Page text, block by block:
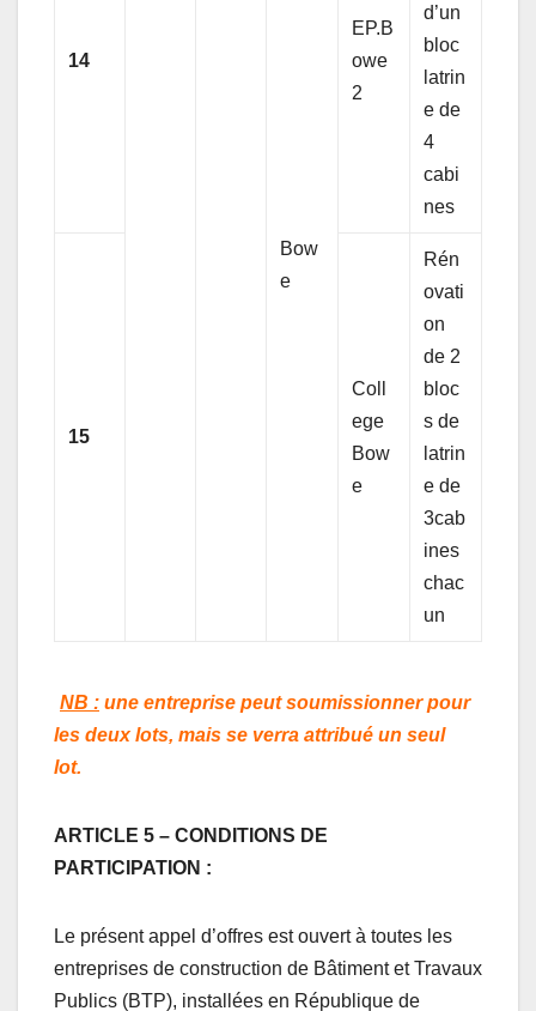
14
Bow
e
EP.B
owe
2
d’un
bloc
latrin
e de
4
cabi
nes
15
Coll
ege
Bow
e
Rén
ovati
on
de 2
bloc
s de
latrin
e de
3cab
ines
chac
un
NB : une entreprise peut soumissionner pour
les deux lots, mais se verra attribué un seul
lot.
ARTICLE 5 – CONDITIONS DE
PARTICIPATION :
Le présent appel d’offres est ouvert à toutes les
entreprises de construction de Bâtiment et Travaux
Publics (BTP), installées en République de